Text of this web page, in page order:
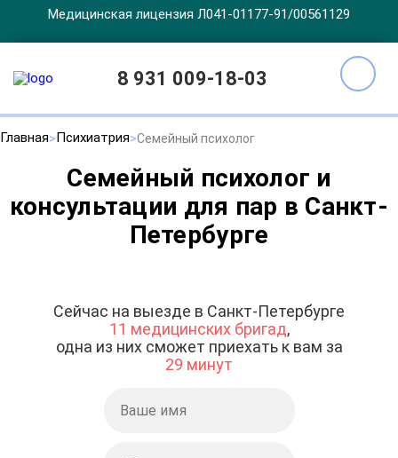
Медицинская лицензия Л041-01177-91/00561129
8 931 009-18-03
Главная Психиатрия Семейный психолог
Семейный психолог и
консультации для пар в Санкт-
Петербурге
Сейчас на выезде в Санкт-Петербурге
11 медицинских бригад,
одна из них сможет приехать к вам за
29 минут